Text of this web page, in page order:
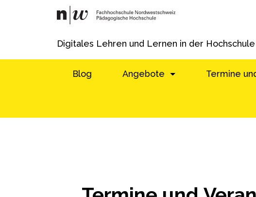
Digitales Lehren und Lernen in der Hochschule
Blog Angebote Termine